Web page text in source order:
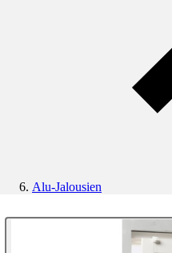
Alu-Jalousien